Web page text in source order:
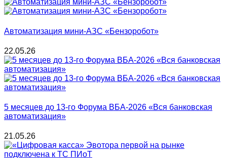
Автоматизация мини-АЗС «Бензоробот»
22.05.26
5 месяцев до 13-го Форума ВБА-2026 «Вся банковская
автоматизация»
21.05.26